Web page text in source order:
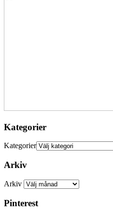
Kategorier
Kategorier
Arkiv
Arkiv
Pinterest